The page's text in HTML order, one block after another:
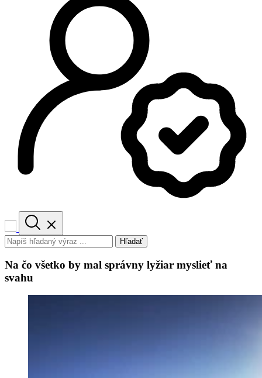
Hľadať
Na čo všetko by mal správny lyžiar myslieť na
svahu